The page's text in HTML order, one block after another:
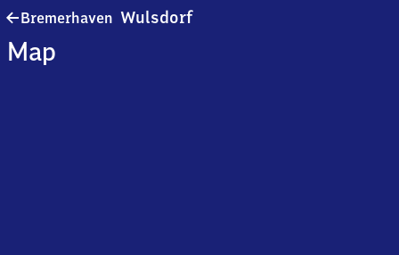
Bremerhaven WulsdorfBremerhaven-
Map